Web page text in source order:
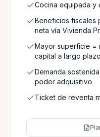
Cocina equipada y
Beneficios fiscales
neta vía Vivienda
Mayor superficie =
capital a largo plazo
Demanda
poder adquisitivo
Ticket de reventa